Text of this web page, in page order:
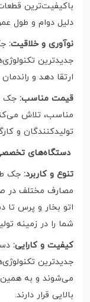
باکیفیت‌ترین
دلیل دوام و طول
نوآوری و خلاقیت:
جدیدترین
ارتقا دهد و
قیمت مناسب: جک
مناسب، تلاش
تولیدکنندگان و
دستگاه‌های
تنوع و کاربرد: جک
مصارف مختلف در
اتو بخار و پرس تا
شما را در زمینه
کیفیت و کارایی:
جدیدترین
می‌شوند و به همین
بالایی قرار دارند.